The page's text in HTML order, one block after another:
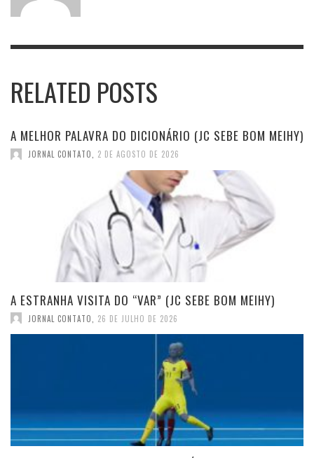
RELATED POSTS
A MELHOR PALAVRA DO DICIONÁRIO (JC SEBE BOM MEIHY)
JORNAL CONTATO 2 DE AGOSTO DE 2026
A ESTRANHA VISITA DO “VAR” (JC SEBE BOM MEIHY)
JORNAL CONTATO 26 DE JULHO DE 2026